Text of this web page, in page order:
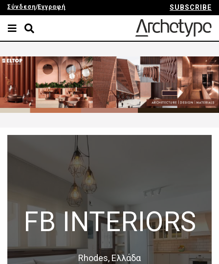
Σύνδεση/Εγγραφή SUBSCRIBE
FB INTERIORS
Rhodes, Ελλάδα